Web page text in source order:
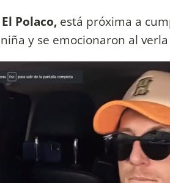
Polaco, está próxima a
y se emocionaron al